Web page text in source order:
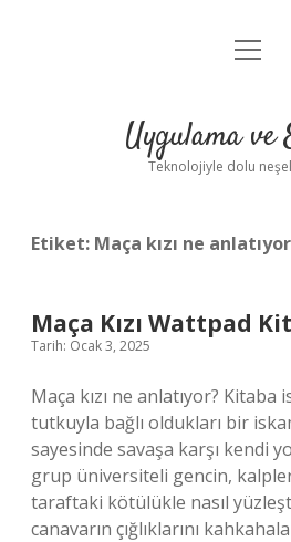
Anasayfa
Yasal
menüyü
Uygulama ve
Teknolojiyle dolu
Etiket: Maça kızı ne anlatıyor
Maça Kızı Wattpad
Tarih: Ocak 3, 2025
Maça kızı ne anlatıyor?
tutkuyla bağlı oldukları bir
sayesinde savaşa karşı kendi
grup üniversiteli gencin,
taraftaki kötülükle nasıl
canavarın çığlıklarını